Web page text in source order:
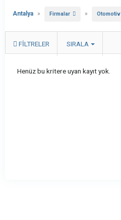
Antalya » Firmalar » Otomotiv
FILTRELER SIRALA
Henüz bu kritere uyan kayıt yok.